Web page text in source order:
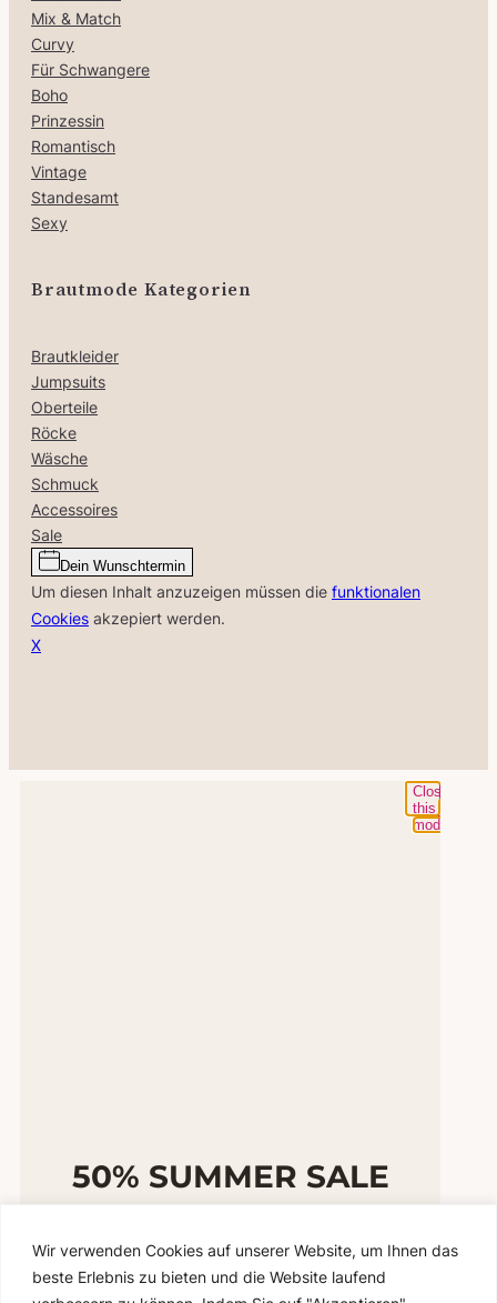
Wir verwenden Cookies auf unserer Website, um Ihnen das
beste Erlebnis zu bieten und die Website laufend
Mix & Match
Curvy
Für Schwangere
Boho
Prinzessin
Romantisch
Vintage
Standesamt
Sexy
Brautmode Kategorien
Brautkleider
Jumpsuits
Oberteile
Röcke
Wäsche
Schmuck
Accessoires
Sale
Dein Wunschtermin
Um diesen Inhalt anzuzeigen müssen die funktionalen
Cookies akzepiert werden.
X
Close
this
module
50% SUMMER SALE
vorhandenen Musterbrautkleider.
Entdecke ausgewählte Einzelstücke und finde
dein Traumkleid zum halben Preis. Jedes Kleid